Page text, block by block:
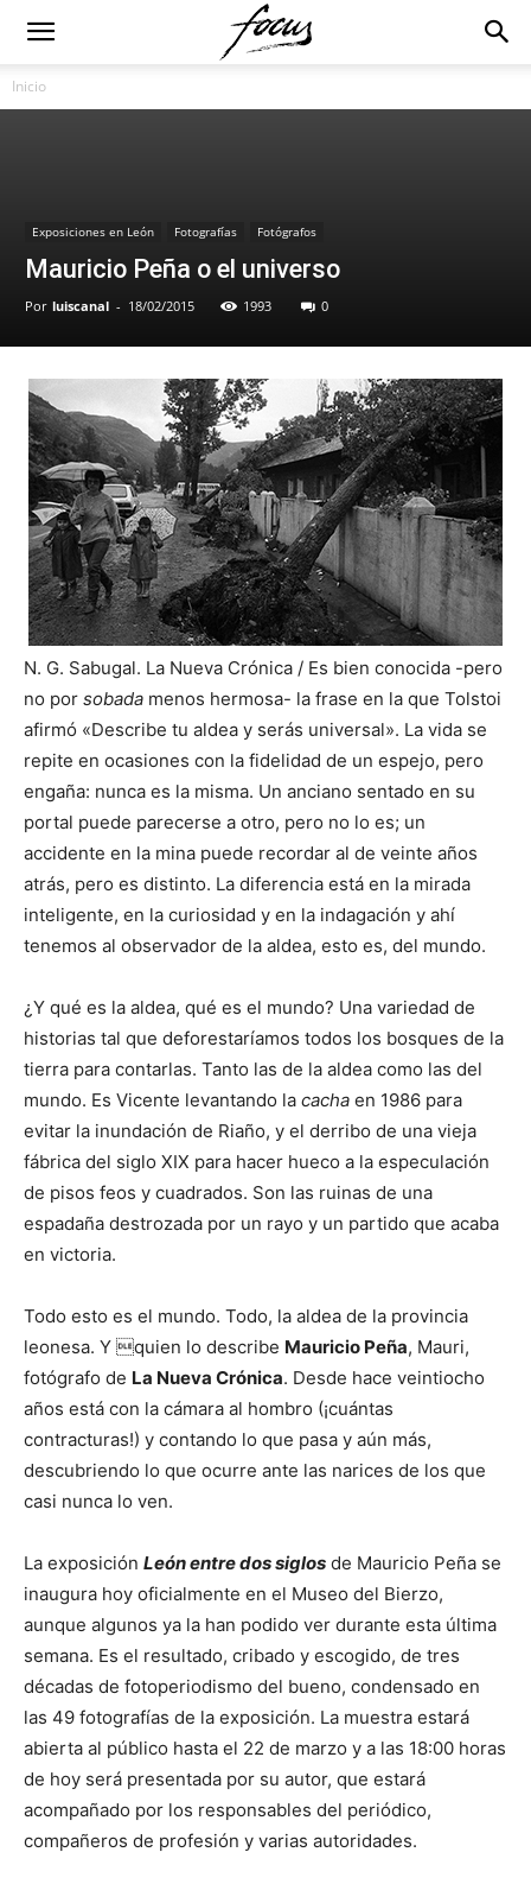
Inicio
Exposiciones en León Fotografías Fotógrafos
Mauricio Peña o el universo
Por luiscanal - 18/02/2015 1993 0
N. G. Sabugal. La Nueva Crónica / Es bien conocida -pero
no por sobada menos hermosa- la frase en la que Tolstoi
afirmó «Describe tu aldea y serás universal». La vida se
repite en ocasiones con la fidelidad de un espejo, pero
engaña: nunca es la misma. Un anciano sentado en su
portal puede parecerse a otro, pero no lo es; un
accidente en la mina puede recordar al de veinte años
atrás, pero es distinto. La diferencia está en la mirada
inteligente, en la curiosidad y en la indagación y ahí
tenemos al observador de la aldea, esto es, del mundo.
¿Y qué es la aldea, qué es el mundo? Una variedad de
historias tal que deforestaríamos todos los bosques de la
tierra para contarlas. Tanto las de la aldea como las del
mundo. Es Vicente levantando la cacha en 1986 para
evitar la inundación de Riaño, y el derribo de una vieja
fábrica del siglo XIX para hacer hueco a la especulación
de pisos feos y cuadrados. Son las ruinas de una
espadaña destrozada por un rayo y un partido que acaba
en victoria.
Todo esto es el mundo. Todo, la aldea de la provincia
leonesa. Y quien lo describe Mauricio Peña, Mauri,
fotógrafo de La Nueva Crónica. Desde hace veintiocho
años está con la cámara al hombro (¡cuántas
contracturas!) y contando lo que pasa y aún más,
descubriendo lo que ocurre ante las narices de los que
casi nunca lo ven.
La exposición León entre dos siglos de Mauricio Peña se
inaugura hoy oficialmente en el Museo del Bierzo,
aunque algunos ya la han podido ver durante esta última
semana. Es el resultado, cribado y escogido, de tres
décadas de fotoperiodismo del bueno, condensado en
las 49 fotografías de la exposición. La muestra estará
abierta al público hasta el 22 de marzo y a las 18:00 horas
de hoy será presentada por su autor, que estará
acompañado por los responsables del periódico,
compañeros de profesión y varias autoridades.